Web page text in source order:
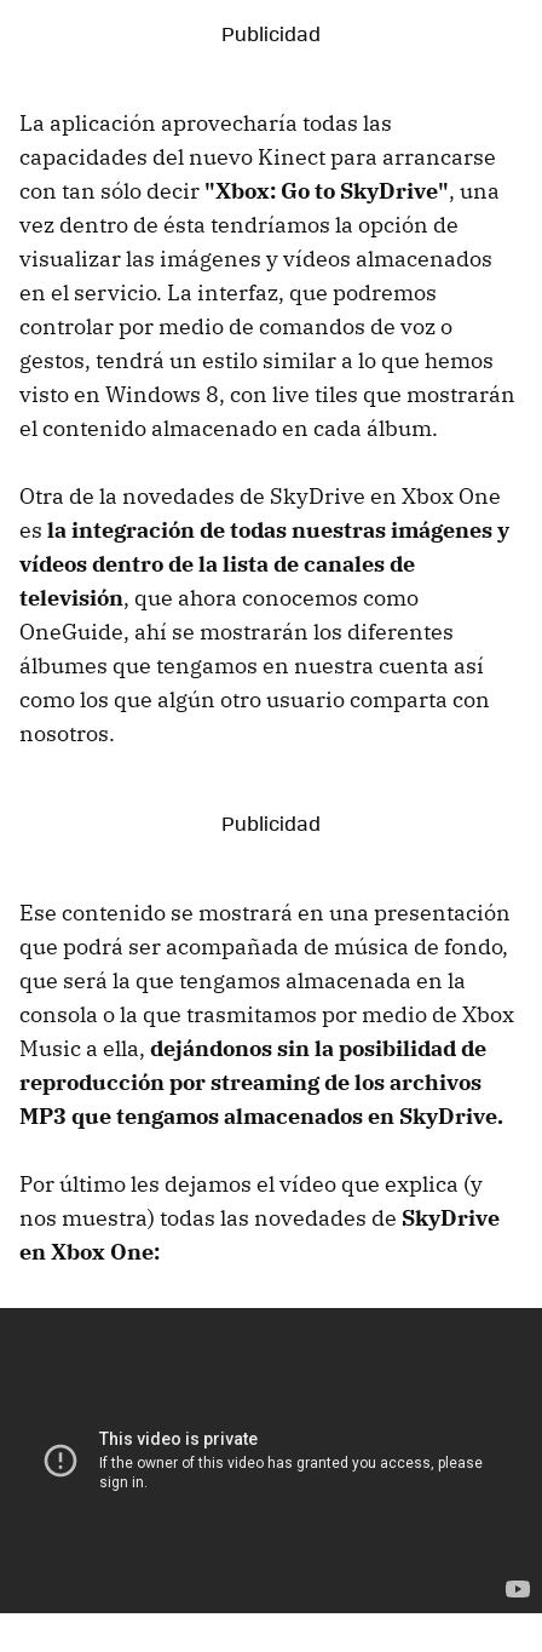
La aplicación aprovecharía todas las
capacidades del nuevo Kinect para arrancarse
con tan sólo decir "Xbox: Go to SkyDrive", una
vez dentro de ésta tendríamos la opción de
visualizar las imágenes y vídeos almacenados
en el servicio. La interfaz, que podremos
controlar por medio de comandos de voz o
gestos, tendrá un estilo similar a lo que hemos
visto en Windows 8, con live tiles que mostrarán
el contenido almacenado en cada álbum.
Otra de la novedades de SkyDrive en Xbox One
es la integración de todas nuestras imágenes y
vídeos dentro de la lista de canales de
televisión, que ahora conocemos como
OneGuide, ahí se mostrarán los diferentes
álbumes que tengamos en nuestra cuenta así
como los que algún otro usuario comparta con
nosotros.
Ese contenido se mostrará en una presentación
que podrá ser acompañada de música de fondo,
que será la que tengamos almacenada en la
consola o la que trasmitamos por medio de Xbox
Music a ella, dejándonos sin la posibilidad de
reproducción por streaming de los archivos
MP3 que tengamos almacenados en SkyDrive.
Por último les dejamos el vídeo que explica (y
nos muestra) todas las novedades de SkyDrive
en Xbox One: